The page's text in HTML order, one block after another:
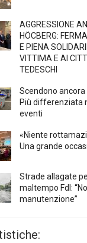
AGGRESSIONE
HÖCBERG:
E PIENA
VITTIMA E AI
TEDESCHI
Scendono
Più differenziata
eventi
«Niente
Una grande
Strade allagate
maltempo FdI:
manutenzione”